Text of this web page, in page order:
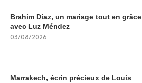
Brahim Díaz, un mariage tout en grâce
avec Luz Méndez
03/08/2026
Marrakech, écrin précieux de Louis